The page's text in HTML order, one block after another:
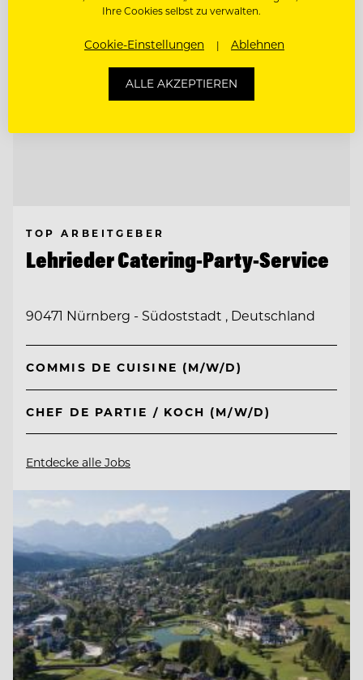
TOP ARBEITGEBER
Lehrieder Catering-Party-Service
90471 Nürnberg - Südoststadt , Deutschland
COMMIS DE CUISINE (M/W/D)
CHEF DE PARTIE / KOCH (M/W/D)
Entdecke alle Jobs
Ihre Cookies selbst zu verwalten.
Cookie-Einstellungen Ablehnen
ALLE AKZEPTIEREN